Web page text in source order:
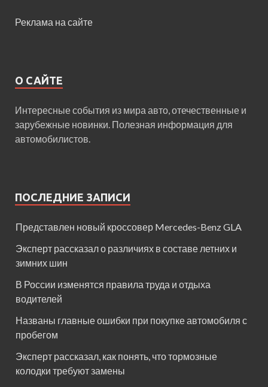
Реклама на сайте
О САЙТЕ
Интересные события из мира авто, отечественные и
зарубежные новинки. Полезная информация для
автомобилистов.
ПОСЛЕДНИЕ ЗАПИСИ
Представлен новый кроссовер Mercedes-Benz GLA
Эксперт рассказал о различиях в составе летних и
зимних шин
В России изменятся правила труда и отдыха
водителей
Названы главные ошибки при покупке автомобиля с
пробегом
Эксперт рассказал, как понять, что тормозные
колодки требуют замены